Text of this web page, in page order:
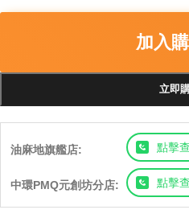
加入
立即
油麻地旗艦店: 點擊
中環PMQ元創坊分店: 點擊